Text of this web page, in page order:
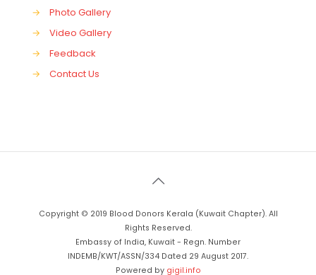
→
Photo Gallery
→
Video Gallery
→
Feedback
→
Contact Us
Copyright © 2019 Blood Donors Kerala (Kuwait Chapter). All
Rights Reserved.
Embassy of India, Kuwait - Regn. Number
INDEMB/KWT/ASSN/334 Dated 29 August 2017.
Powered by gigil.info